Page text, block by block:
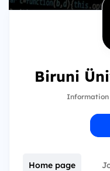
Biruni
Information
Home page